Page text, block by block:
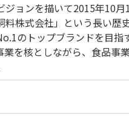
ョンを描いて2015年10
株式会社」という長い歴
のトップブランドを目
を核としながら、食品事